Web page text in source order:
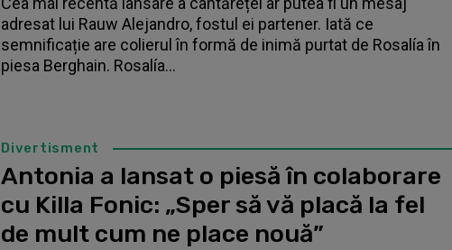
adresat lui Rauw Alejandro, fostul ei partener. Iată ce
semnificație are colierul în formă de inimă purtat de Rosalía în
piesa Berghain. Rosalía...
Divertisment
Antonia a lansat o piesă în colaborare
cu Killa Fonic: „Sper să vă placă la fel
de mult cum ne place nouă”